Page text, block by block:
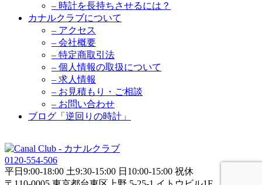
– 時計を長持ちさせるには？
カナルクラブについて
– アクセス
– 会社概要
– 特定商取引法
– 個人情報の取扱について
– 求人情報
– お見積もり・ご相談
– お問い合わせ
ブログ「逆回りの時計」
0120-554-506
平日9:00-18:00 土9:30-15:00 日10:00-15:00 祝休